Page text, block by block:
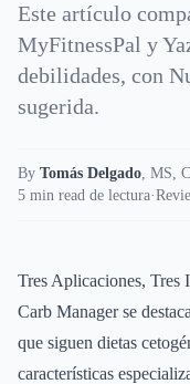
Este artículo
MyFitnessPal y
debilidades, con
sugerida.
By Tomás Delgado, MS,
5 min read de lectura·
Tres Aplicaciones, Tres
Carb Manager se
que siguen dietas
características